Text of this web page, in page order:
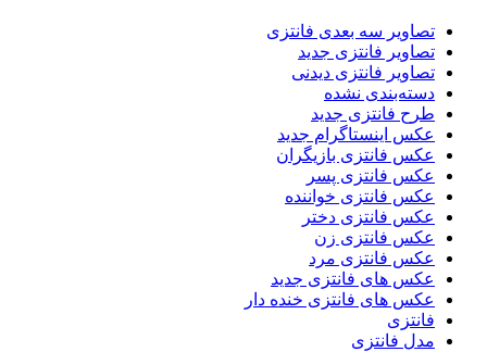
تصاویر سه بعدی فانتزی
تصاویر فانتزی جدید
تصاویر فانتزی دیدنی
دسته‌بندی نشده
طرح فانتزی جدید
عکس اینستاگرام جدید
عکس فانتزی بازیگران
عکس فانتزی پسر
عکس فانتزی خواننده
عکس فانتزی دختر
عکس فانتزی زن
عکس فانتزی مرد
عکس های فانتزی جدید
عکس های فانتزی خنده دار
فانتزی
مدل فانتزی